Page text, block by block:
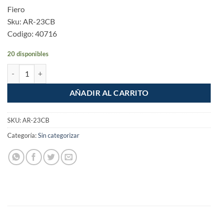
Fiero
Sku: AR-23CB
Codigo: 40716
20 disponibles
AÑADIR AL CARRITO
SKU:AR-23CB
Categoría:Sin categorizar